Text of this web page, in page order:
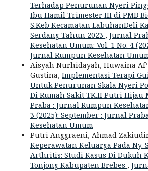
Terhadap Penurunan Nyeri
Ibu Hamil Trimester III di PMB
S.Keb Kecamatan LabuhanDeli
Serdang Tahun 2023 , Jurnal
Kesehatan Umum: Vol. 1 No. 4
Jurnal Rumpun Kesehatan
Aisyah Nurhidayah, Huwaina
Gustina, Implementasi Terapi
Untuk Penurunan Skala Nyeri
Di Rumah Sakit TK.II Putri Hijau
Praba : Jurnal Rumpun
3 (2025): September : Jurnal
Kesehatan Umum
Putri Anggraeni, Ahmad
Keperawatan Keluarga Pada Ny.
Arthritis: Studi Kasus Di Dukuh
Tonjong Kabupaten Brebes ,